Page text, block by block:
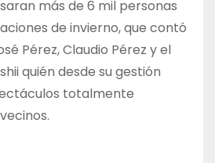
más de 6 mil personas
de invierno, que contó
Pérez, Claudio Pérez y el
quién desde su gestión
totalmente